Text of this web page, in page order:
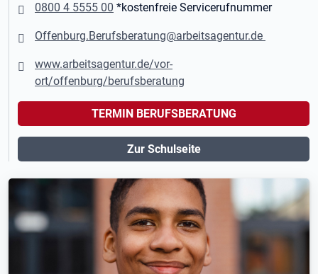
0800 4 5555 00 *kostenfreie Servicerufnummer
Offenburg.Berufsberatung@arbeitsagentur.de
www.arbeitsagentur.de/vor-
ort/offenburg/berufsberatung
TERMIN BERUFSBERATUNG
Zur Schulseite